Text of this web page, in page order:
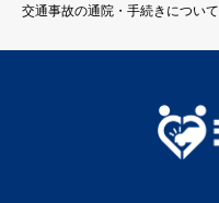
交通事故の通院・手続きについて